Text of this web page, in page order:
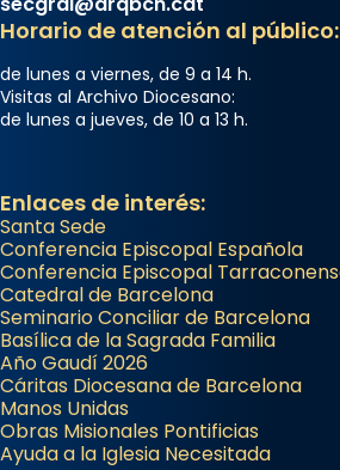
Arquebisbat de
2 weeks ago
Memòria de les santes
Semproniana, verges i
que les santes Juliana
Semproniana (“relatiu a
eterna”) són deixebles seves.
frare Joan Gaspar Roig,
que les santes són filles de
Mataró en reivindicarà les
...Ver más
Foto
View on Facebook · Share
Horario de atención al público:
de lunes a viernes, de 9 a 14 h.
Visitas al Archivo Diocesano:
de lunes a jueves, de 10 a 13 h.
Enlaces de interés:
Santa Sede
Conferencia Episcopal Española
Conferencia Episcopal
Catedral de Barcelona
Seminario Conciliar de Barcelona
Basílica de la Sagrada Familia
Año Gaudí 2026
Cáritas Diocesana de Barcelona
Manos Unidas
Obras Misionales Pontificias
Ayuda a la Iglesia Necesitada